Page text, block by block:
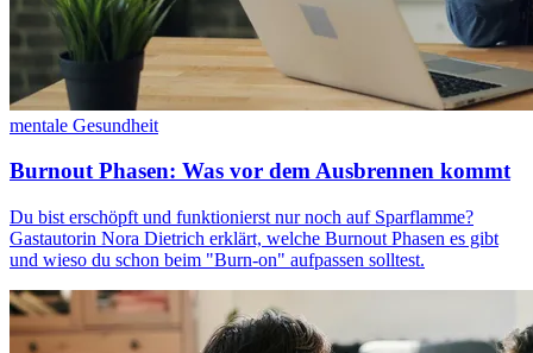
mentale Gesundheit
Burnout Phasen: Was vor dem Ausbrennen kommt
Du bist erschöpft und funktionierst nur noch auf Sparflamme?
Gastautorin Nora Dietrich erklärt, welche Burnout Phasen es gibt
und wieso du schon beim "Burn-on" aufpassen solltest.